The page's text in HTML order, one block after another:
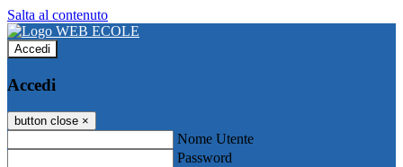
Salta al contenuto
Accedi
Accedi
button close ×
Nome Utente
Password